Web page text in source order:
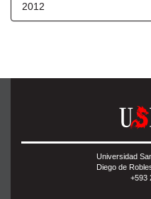
2012
Universidad
Diego de
+593